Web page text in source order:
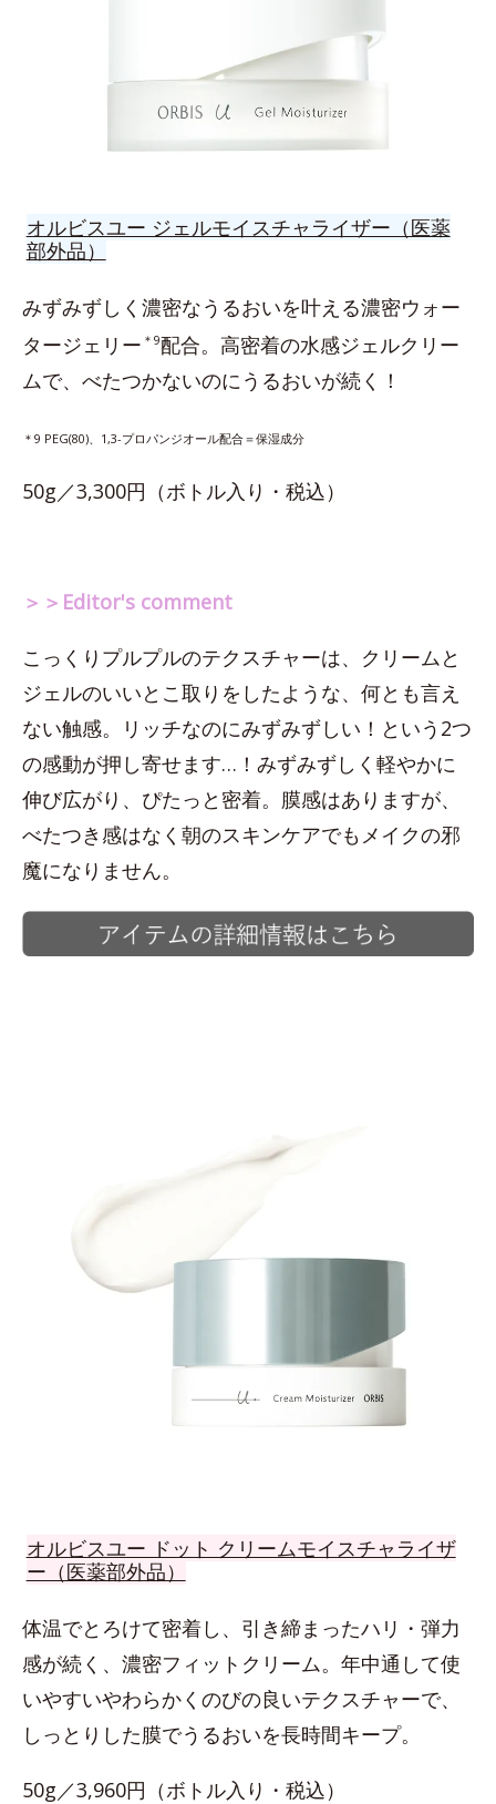
オルビスユー ジェルモイスチャライザー（医薬
部外品）
みずみずしく濃密なうるおいを叶える濃密ウォー
タージェリー ＊9配合。高密着の水感ジェルクリー
ムで、べたつかないのにうるおいが続く！
＊9 PEG(80)、1,3-プロパンジオール配合＝保湿成分
50g／3,300円（ボトル入り・税込）
＞＞Editor's comment
こっくりプルプルのテクスチャーは、クリームと
ジェルのいいとこ取りをしたような、何とも言え
ない触感。リッチなのにみずみずしい！という2つ
の感動が押し寄せます…！みずみずしく軽やかに
伸び広がり、ぴたっと密着。膜感はありますが、
べたつき感はなく朝のスキンケアでもメイクの邪
魔になりません。
オルビスユー ドット クリームモイスチャライザ
ー（医薬部外品）
体温でとろけて密着し、引き締まったハリ・弾力
感が続く、濃密フィットクリーム。年中通して使
いやすいやわらかくのびの良いテクスチャーで、
しっとりした膜でうるおいを長時間キープ。
50g／3,960円（ボトル入り・税込）